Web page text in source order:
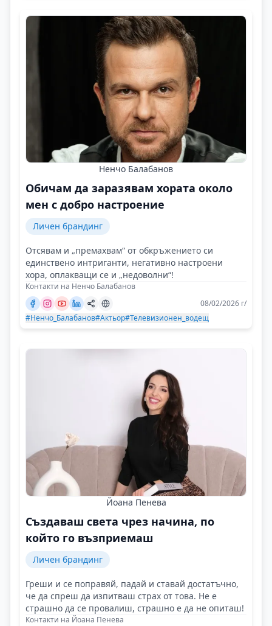
Ненчо Балабанов
Обичам да заразявам хората около
мен с добро настроение
Личен брандинг
Отсявам и „премахвам“ от обкръжението си
единствено интриганти, негативно настроени
хора, оплакващи се и „недоволни“!
Контакти на Ненчо Балабанов
08/02/2026 г/
#Ненчо_Балабанов#Актьор#Телевизионен_водещ
Йоана Пенева
Създаваш света чрез начина, по
който го възприемаш
Личен брандинг
Греши и се поправяй, падай и ставай достатъчно,
че да спреш да изпитваш страх от това. Не е
страшно да се провалиш, страшно е да не опиташ!
Контакти на Йоана Пенева